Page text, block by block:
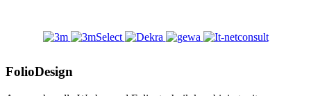
FolioDesign